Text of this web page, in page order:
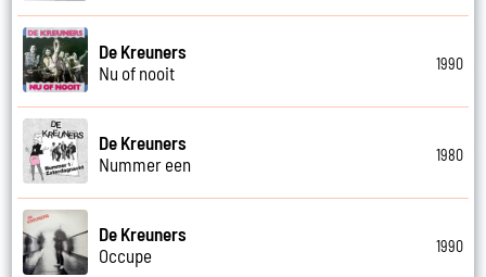
De Kreuners
Nu of nooit
1990
De Kreuners
Nummer een
1980
De Kreuners
Occupe
1990